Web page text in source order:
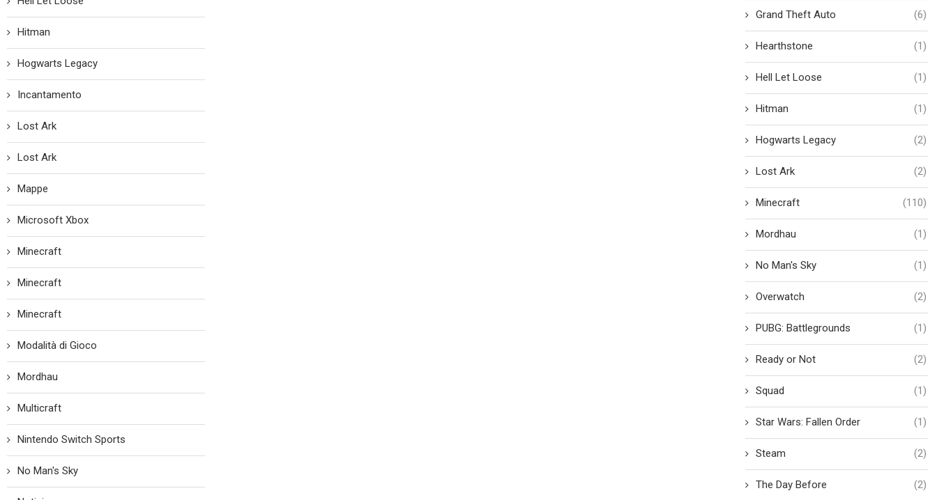
Grand Theft Auto (6)
Hearthstone (1)
Hell Let Loose (1)
Hitman (1)
Hogwarts Legacy (2)
Lost Ark (2)
Minecraft (110)
Mordhau (1)
No Man's Sky (1)
Overwatch (2)
PUBG: Battlegrounds (1)
Ready or Not (2)
Squad (1)
Star Wars: Fallen Order (1)
Steam (2)
The Day Before (2)
Hitman
Hogwarts Legacy
Incantamento
Lost Ark
Lost Ark
Mappe
Microsoft Xbox
Minecraft
Minecraft
Minecraft
Modalità di Gioco
Mordhau
Multicraft
Nintendo Switch Sports
No Man's Sky